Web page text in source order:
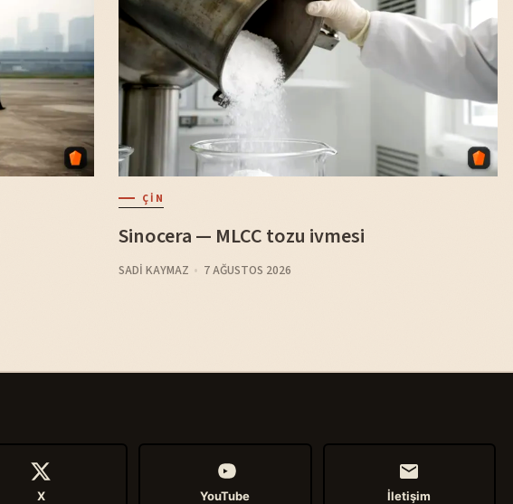
ÇIN
Sinocera — MLCC tozu ivmesi
SADI KAYMAZ 7 AĞUSTOS 2026
X YouTube İletişim